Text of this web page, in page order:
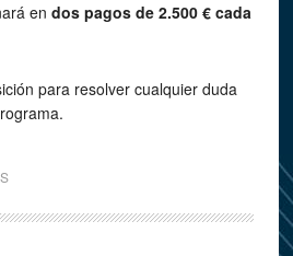
en dos pagos de 2.500 € cada
para resolver cualquier duda